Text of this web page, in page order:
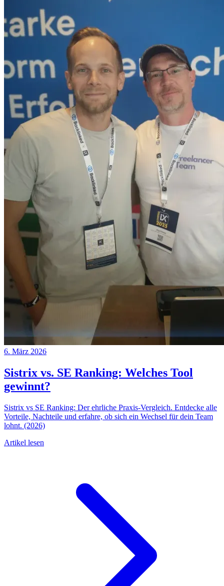
6. März 2026
Sistrix vs. SE Ranking: Welches Tool
gewinnt?
Sistrix vs SE Ranking: Der ehrliche Praxis-Vergleich. Entdecke alle
Vorteile, Nachteile und erfahre, ob sich ein Wechsel für dein Team
lohnt. (2026)
Artikel lesen